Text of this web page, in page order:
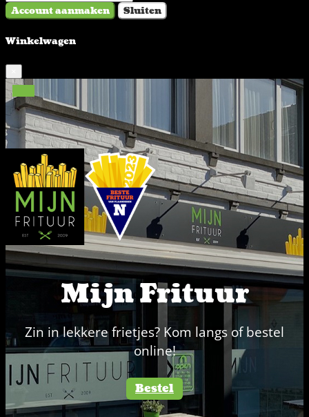
Account aanmaken Sluiten
Winkelwagen
Mijn Frituur
Zin in lekkere frietjes? Kom langs of bestel
online!
Bestel